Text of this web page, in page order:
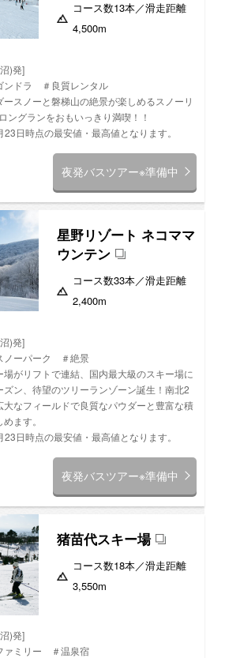
コース数13本／滑走距離
4,500m
)発]
ンドラ ＃良質レンタル
スノーと磐梯山の絶景が楽しめるスノーリ
ングランをおもいっきり満喫！！
日時点の最安値・最高値となります。
夜発バスツアー※準備中
星野リゾート ネコママ
ウンテン
コース数33本／滑走距離
2,400m
)発]
ノーパーク ＃絶景
がリフトで連結、国内最大級のスキー場に
ズン、待望のツリーランゾーン誕生！南北2
なフィールドで良質なパウダーと豊富な積
ます。
日時点の最安値・最高値となります。
夜発バスツアー※準備中
猪苗代スキー場
コース数18本／滑走距離
3,550m
)発]
ァミリー ＃温泉宿